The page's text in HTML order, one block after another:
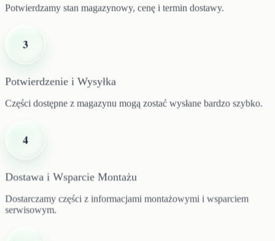
Potwierdzamy stan magazynowy, cenę i termin dostawy.
3
Potwierdzenie i Wysyłka
Części dostępne z magazynu mogą zostać wysłane bardzo szybko.
4
Dostawa i Wsparcie Montażu
Dostarczamy części z informacjami montażowymi i wsparciem
serwisowym.